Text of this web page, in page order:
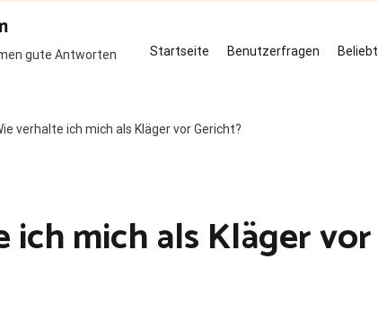
gute Antworten Startseite Benutzerfragen Beliebt
verhalte ich mich als Kläger vor Gericht?
ich mich als Kläger vor